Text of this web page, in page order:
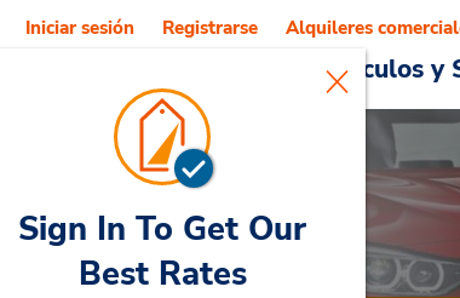
Vehículos
Iniciar sesión Registrarse Alquileres
Car RentalBillund
Sign In To Get Our
Best Rates